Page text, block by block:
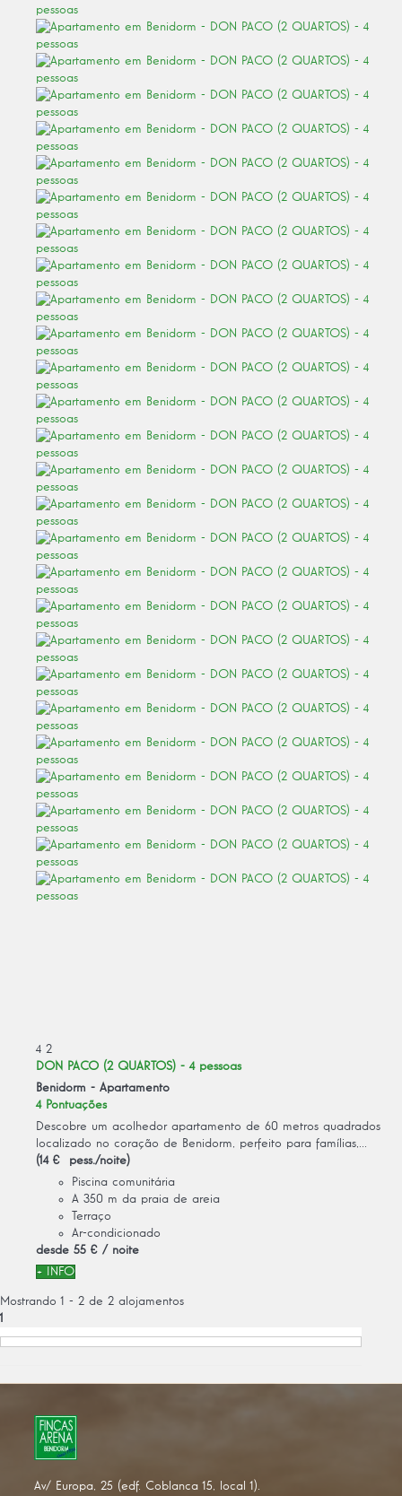
4 2
DON PACO (2 QUARTOS) - 4 pessoas
Benidorm - Apartamento
4 Pontuações
Descobre um acolhedor apartamento de 60 metros quadrados
localizado no coração de Benidorm, perfeito para famílias,...
(14 € pess./noite)
Piscina comunitária
A 350 m da praia de areia
Terraço
Ar-condicionado
desde 55 € / noite
+ INFO
Mostrando 1 - 2 de 2 alojamentos
1
Av/ Europa, 25 (edf. Coblanca 15, local 1).